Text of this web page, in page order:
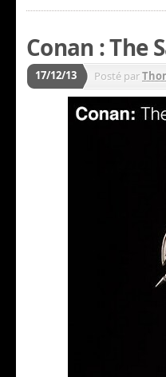
Conan : The
17/12/13 Posté par